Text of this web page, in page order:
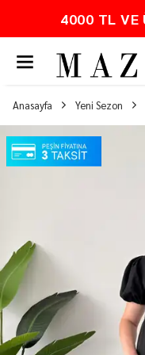
KARGO BEDAVA
Anasayfa Yeni Sezon